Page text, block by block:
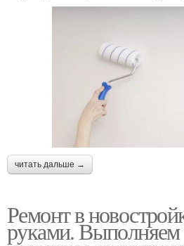
читать дальше →
Ремонт в
руками. Выполняем